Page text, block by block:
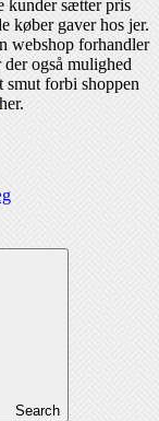
kunder sætter pris
køber gaver hos jer.
webshop forhandler
også mulighed
smut forbi shoppen
her.
Search